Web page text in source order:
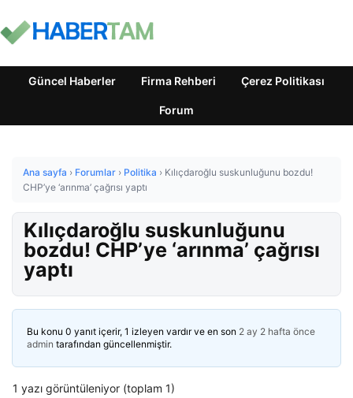
Güncel Haberler Firma Rehberi Çerez Politikası
Forum
Ana sayfa › Forumlar › Politika › Kılıçdaroğlu suskunluğunu bozdu!
CHP’ye ‘arınma’ çağrısı yaptı
Kılıçdaroğlu suskunluğunu
bozdu! CHP’ye ‘arınma’ çağrısı
yaptı
Bu konu 0 yanıt içerir, 1 izleyen vardır ve en son 2 ay 2 hafta önce
admin tarafından güncellenmiştir.
1 yazı görüntüleniyor (toplam 1)